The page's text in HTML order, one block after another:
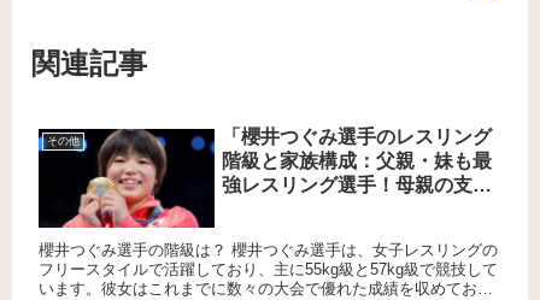
関連記事
その他
「櫻井つぐみ選手のレスリング
階級と家族構成：父親・妹も最
強レスリング選手！母親の支え
櫻井つぐみ選手の階級は？ 櫻井つぐみ選手は、女子レスリングの
フリースタイルで活躍しており、主に55kg級と57kg級で競技して
います。彼女はこれまでに数々の大会で優れた成績を収めてお